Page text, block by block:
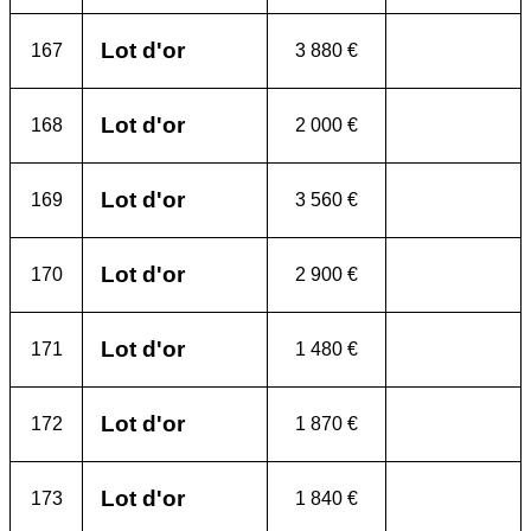
167 Lot d'or 3 880 €
168 Lot d'or 2 000 €
169 Lot d'or 3 560 €
170 Lot d'or 2 900 €
171 Lot d'or 1 480 €
172 Lot d'or 1 870 €
173 Lot d'or 1 840 €